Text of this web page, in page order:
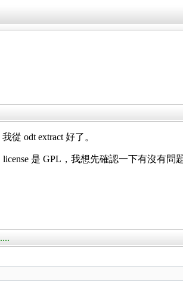
從 odt extract 好了。
是 GPL，我想先確認一下有沒有問